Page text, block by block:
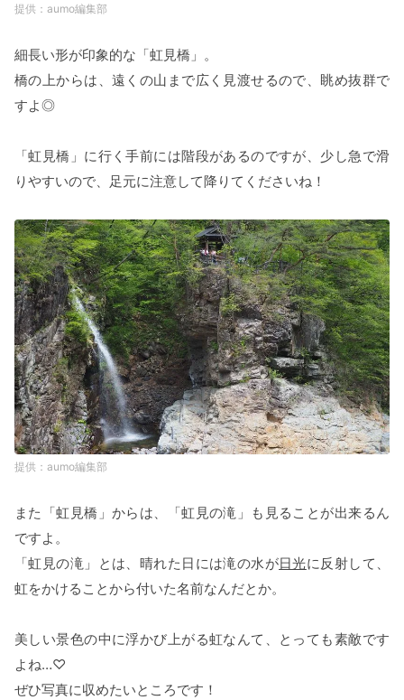
aumo編集部
細長い形が印象的な「虹見橋」。
橋の上からは、遠くの山まで広く見渡せるので、眺め抜群で
すよ◎
「虹見橋」に行く手前には階段があるのですが、少し急で滑
りやすいので、足元に注意して降りてくださいね！
aumo編集部
また「虹見橋」からは、「虹見の滝」も見ることが出来るん
ですよ。
「虹見の滝」とは、晴れた日には滝の水が日光に反射して、
虹をかけることから付いた名前なんだとか。
美しい景色の中に浮かび上がる虹なんて、とっても素敵です
よね…♡
ぜひ写真に収めたいところです！